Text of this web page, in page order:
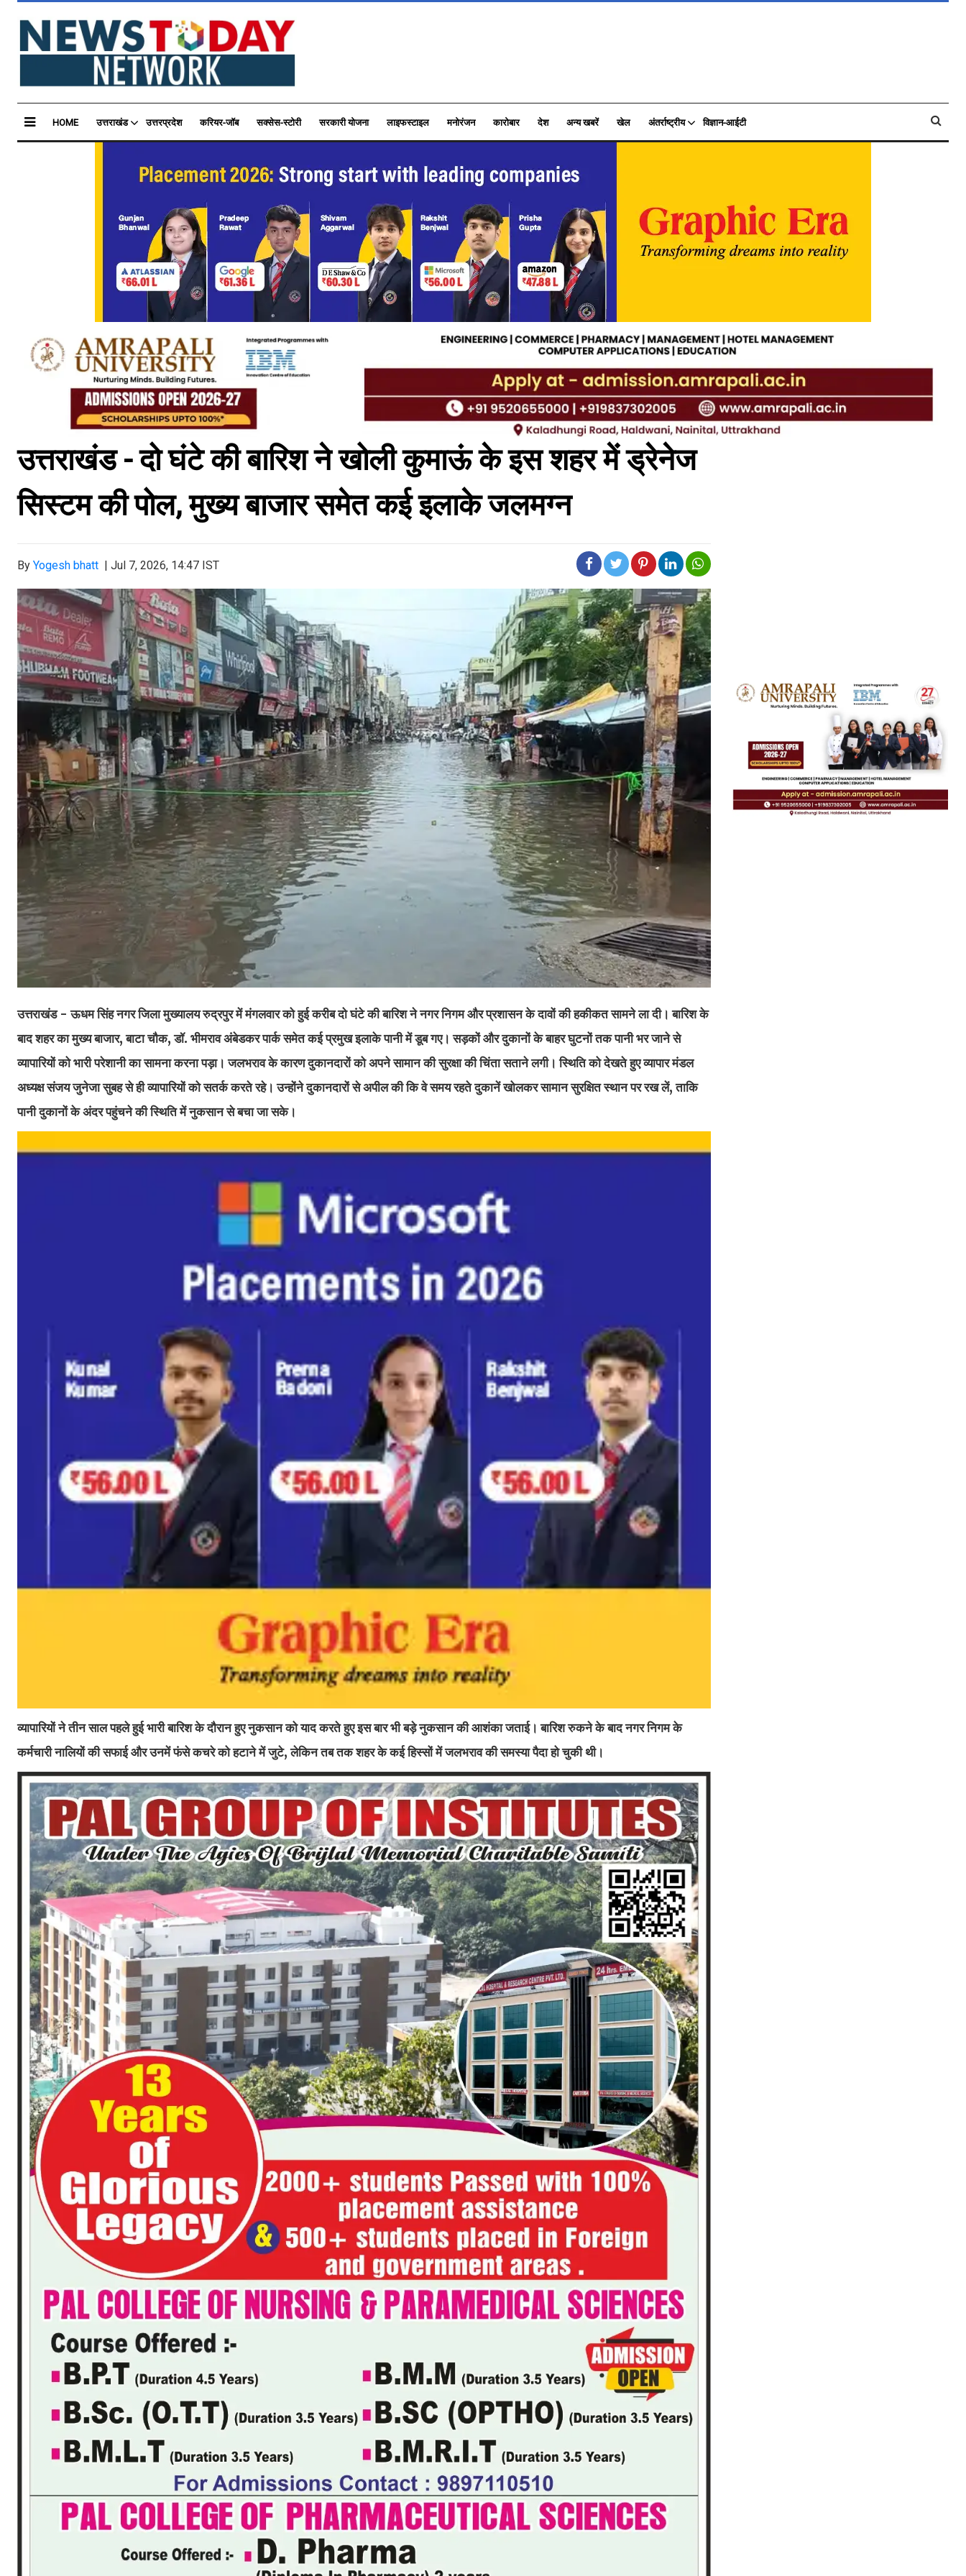
HOME उत्तराखंड उत्तरप्रदेश करियर-जॉब सक्सेस-स्टोरी सरकारी योजना लाइफस्टाइल मनोरंजन कारोबार देश अन्य खबरें खेल अंतर्राष्ट्रीय विज्ञान-आईटी
उत्तराखंड - दो घंटे की बारिश ने खोली कुमाऊं के इस शहर में ड्रेनेज
सिस्टम की पोल, मुख्य बाजार समेत कई इलाके जलमग्न
By Yogesh bhatt | Jul 7, 2026, 14:47 IST
उत्तराखंड - ऊधम सिंह नगर जिला मुख्यालय रुद्रपुर में मंगलवार को हुई करीब दो घंटे की बारिश ने नगर निगम और प्रशासन के दावों की हकीकत सामने ला दी। बारिश के
बाद शहर का मुख्य बाजार, बाटा चौक, डॉ. भीमराव अंबेडकर पार्क समेत कई प्रमुख इलाके पानी में डूब गए। सड़कों और दुकानों के बाहर घुटनों तक पानी भर जाने से
व्यापारियों को भारी परेशानी का सामना करना पड़ा। जलभराव के कारण दुकानदारों को अपने सामान की सुरक्षा की चिंता सताने लगी। स्थिति को देखते हुए व्यापार मंडल
अध्यक्ष संजय जुनेजा सुबह से ही व्यापारियों को सतर्क करते रहे। उन्होंने दुकानदारों से अपील की कि वे समय रहते दुकानें खोलकर सामान सुरक्षित स्थान पर रख लें, ताकि
पानी दुकानों के अंदर पहुंचने की स्थिति में नुकसान से बचा जा सके।
व्यापारियों ने तीन साल पहले हुई भारी बारिश के दौरान हुए नुकसान को याद करते हुए इस बार भी बड़े नुकसान की आशंका जताई। बारिश रुकने के बाद नगर निगम के
कर्मचारी नालियों की सफाई और उनमें फंसे कचरे को हटाने में जुटे, लेकिन तब तक शहर के कई हिस्सों में जलभराव की समस्या पैदा हो चुकी थी।